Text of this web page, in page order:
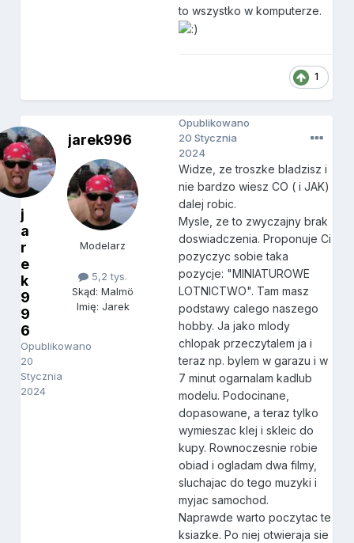
to wszystko w komputerze.
1
j
a
r
e
k
9
9
6
Opublikowano
20
Stycznia
2024
jarek996
Modelarz
5,2 tys.
Skąd: Malmö
Imię: Jarek
Opublikowano
20 Stycznia
2024
Widze, ze troszke bladzisz i
nie bardzo wiesz CO ( i JAK)
dalej robic.
Mysle, ze to zwyczajny brak
doswiadczenia. Proponuje Ci
pozyczyc sobie taka
pozycje: "MINIATUROWE
LOTNICTWO". Tam masz
podstawy calego naszego
hobby. Ja jako mlody
chlopak przeczytalem ja i
teraz np. bylem w garazu i w
7 minut ogarnalam kadlub
modelu. Podocinane,
dopasowane, a teraz tylko
wymieszac klej i skleic do
kupy. Rownoczesnie robie
obiad i ogladam dwa filmy,
sluchajac do tego muzyki i
myjac samochod.
Naprawde warto poczytac te
ksiazke. Po niej otwieraja sie